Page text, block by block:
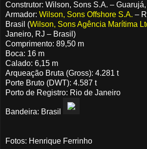
Construtor: Wilson, Sons S.A. – Guarujá,
Armador: Wilson, Sons Offshore S.A. –
Brasil (Wilson, Sons Agência Marítima
Janeiro, RJ – Brasil)
Comprimento: 89,50 m
Boca: 16 m
Calado: 6,15 m
Arqueação Bruta (Gross): 4.281 t
Porte Bruto (DWT): 4.587 t
Porto de Registro: Rio de Janeiro
Bandeira: Brasil
Fotos: Henrique Ferrinho